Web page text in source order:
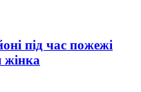
під час пожежі
жінка